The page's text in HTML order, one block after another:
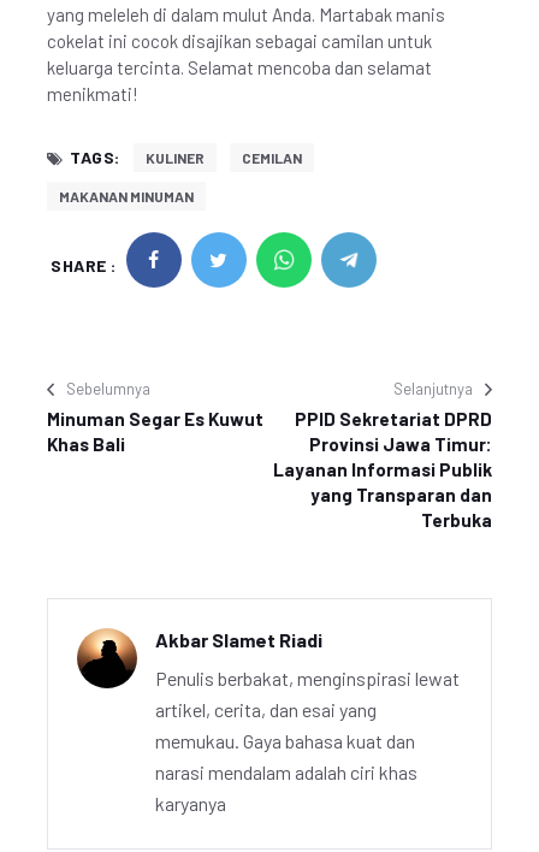
yang meleleh di dalam mulut Anda. Martabak manis
cokelat ini cocok disajikan sebagai camilan untuk
keluarga tercinta. Selamat mencoba dan selamat
menikmati!
TAGS: KULINER CEMILAN
MAKANAN MINUMAN
SHARE :
Sebelumnya
Minuman Segar Es Kuwut
Khas Bali
Selanjutnya
PPID Sekretariat DPRD
Provinsi Jawa Timur:
Layanan Informasi Publik
yang Transparan dan
Terbuka
Akbar Slamet Riadi
Penulis berbakat, menginspirasi lewat
artikel, cerita, dan esai yang
memukau. Gaya bahasa kuat dan
narasi mendalam adalah ciri khas
karyanya